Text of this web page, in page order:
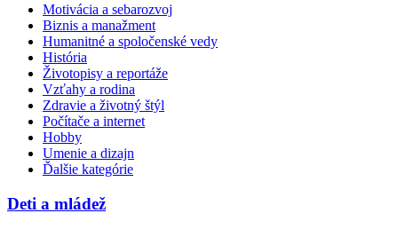
Motivácia a sebarozvoj
Biznis a manažment
Humanitné a spoločenské vedy
História
Životopisy a reportáže
Vzťahy a rodina
Zdravie a životný štýl
Počítače a internet
Hobby
Umenie a dizajn
Ďalšie kategórie
Deti a mládež